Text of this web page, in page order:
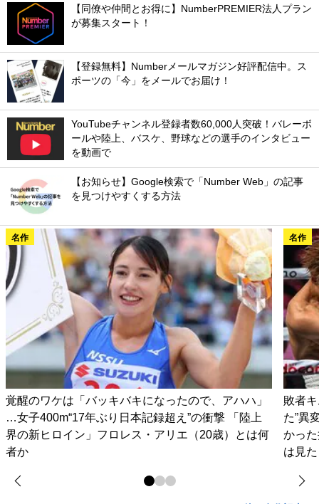
【同僚や仲間とお得に】NumberPREMIER法人プラン
が募集スタート！
【登録無料】Numberメールマガジン好評配信中。ス
ポーツの「今」をメールでお届け！
YouTubeチャンネル登録者数60,000人突破！バレーボ
ールや陸上、バスケ、野球などの選手のインタビュー
を動画で
【お知らせ】Google検索で「Number Web」の記事
を見つけやすくする方法
名作
覚醒のワケは「バッキバキになったので、アハハ」
…女子400m“17年ぶり日本記録超え”の衝撃 「陸上
界の新ヒロイン」フロレス・アリエ（20歳）とは何
者か
名作
敗者
た”異
かっ
は見た